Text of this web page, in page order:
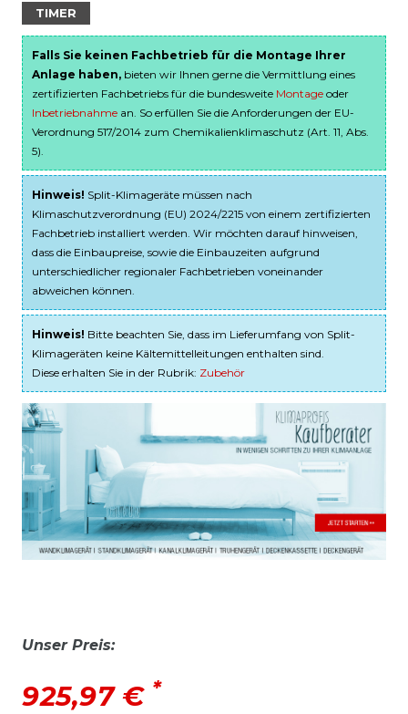
TIMER
Falls Sie keinen Fachbetrieb für die Montage Ihrer
Anlage haben, bieten wir Ihnen gerne die Vermittlung eines
zertifizierten Fachbetriebs für die bundesweite Montage oder
Inbetriebnahme an. So erfüllen Sie die Anforderungen der EU-
Verordnung 517/2014 zum Chemikalienklimaschutz (Art. 11, Abs.
5).
Hinweis! Split-Klimageräte müssen nach
Klimaschutzverordnung (EU) 2024/2215 von einem zertifizierten
Fachbetrieb installiert werden. Wir möchten darauf hinweisen,
dass die Einbaupreise, sowie die Einbauzeiten aufgrund
unterschiedlicher regionaler Fachbetrieben voneinander
abweichen können.
Hinweis! Bitte beachten Sie, dass im Lieferumfang von Split-
Klimageräten keine Kältemittelleitungen enthalten sind.
Diese erhalten Sie in der Rubrik: Zubehör
Unser Preis:
925,97 € *